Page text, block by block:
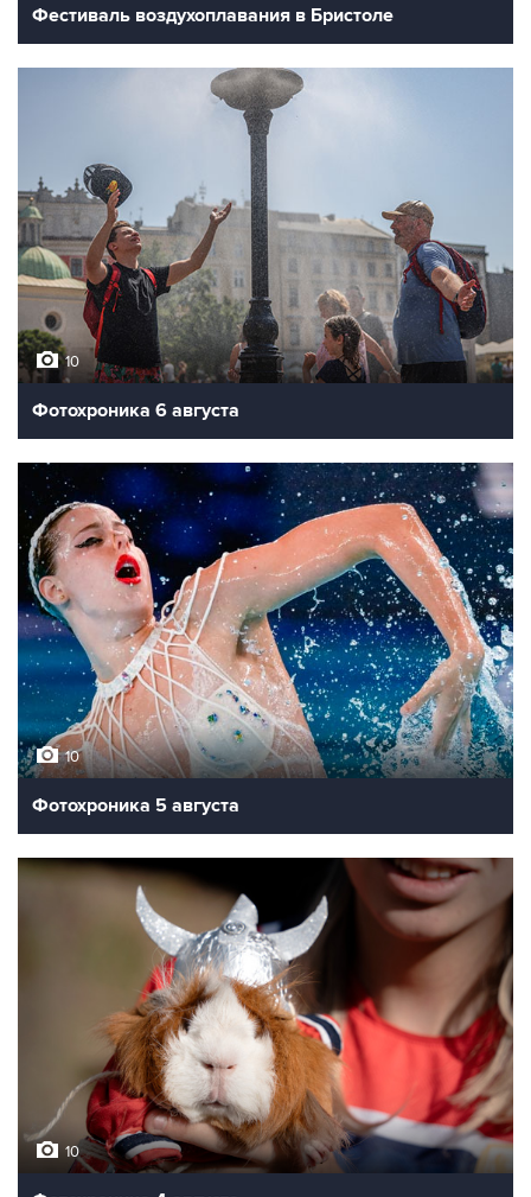
Фестиваль воздухоплавания в Бристоле
10
Фотохроника 6 августа
10
Фотохроника 5 августа
10